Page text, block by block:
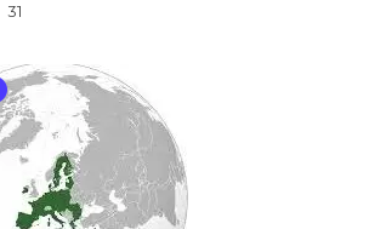
31